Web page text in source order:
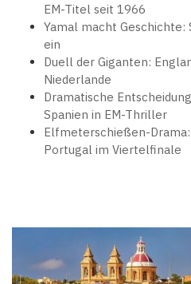
EM-Titel seit 1966
Yamal macht Geschichte:
ein
Duell der Giganten:
Niederlande
Dramatische
Spanien in EM-Thriller
Elfmeterschießen-
Portugal im Viertelfinale